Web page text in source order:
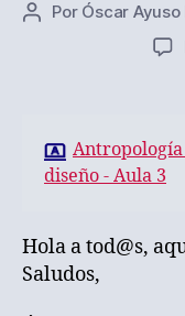
Autor
Por Óscar Ayuso
diseño - Aula 3
Hola a tod@s,
Saludos,